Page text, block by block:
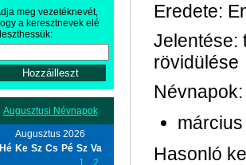
meg vezetéknevét,
a keresztnevek elé
Augusztusi Névnapok
Augusztus 2026
Hé Ke Sz Cs Pé Sz Va
1
2
Eredete:
Jelentése:
rövidülése
Névnapok:
Hasonló